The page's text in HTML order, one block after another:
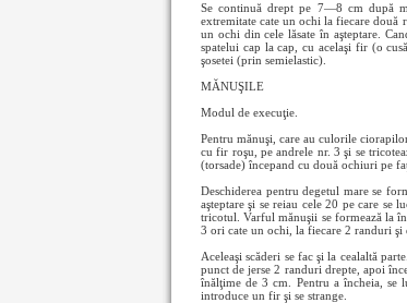
Se continuă drept pe 7—8 cm după
extremitate cate un ochi la fiecare două
un ochi din cele lăsate în aşteptare.
spatelui cap la cap, cu acelaşi fir (o
şosetei (prin semielastic).
MĂNUŞILE
Modul de execuţie.
Pentru mănuşi, care au culorile
cu fir roşu, pe andrele nr. 3 şi se
(torsade) începand cu două ochiuri pe
Deschiderea pentru degetul mare se
aşteptare şi se reiau cele 20 pe care se
tricotul. Varful mănuşii se formează la
3 ori cate un ochi, la fiecare 2 randuri şi
Aceleaşi scăderi se fac şi la cealaltă
punct de jerse 2 randuri drepte, apoi
înălţime de 3 cm. Pentru a încheia, se
introduce un fir şi se strange.